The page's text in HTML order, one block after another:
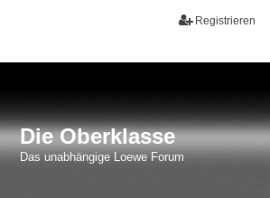
Registrieren
Die Oberklasse
Das unabhängige Loewe Forum